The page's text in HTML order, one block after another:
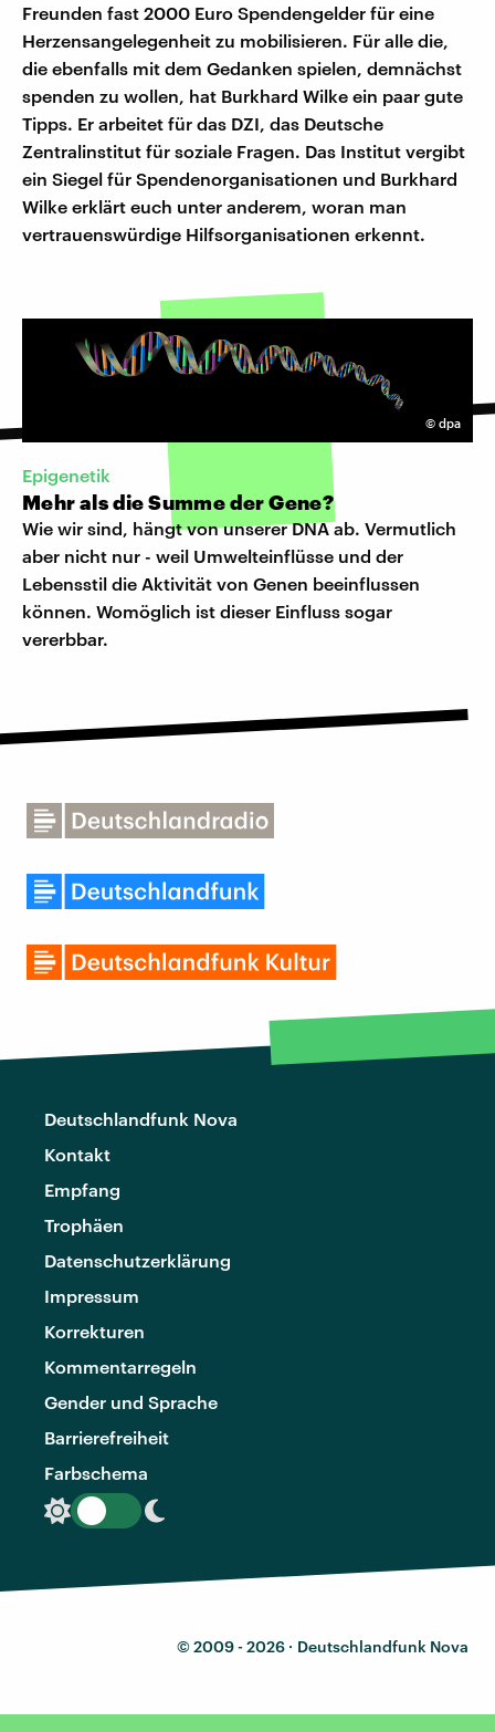
Freunden fast 2000 Euro Spendengelder für eine
Herzensangelegenheit zu mobilisieren. Für alle die,
die ebenfalls mit dem Gedanken spielen, demnächst
spenden zu wollen, hat Burkhard Wilke ein paar gute
Tipps. Er arbeitet für das DZI, das Deutsche
Zentralinstitut für soziale Fragen. Das Institut vergibt
ein Siegel für Spendenorganisationen und Burkhard
Wilke erklärt euch unter anderem, woran man
vertrauenswürdige Hilfsorganisationen erkennt.
© dpa
Epigenetik
Mehr als die Summe der Gene?
Wie wir sind, hängt von unserer DNA ab. Vermutlich
aber nicht nur - weil Umwelteinflüsse und der
Lebensstil die Aktivität von Genen beeinflussen
können. Womöglich ist dieser Einfluss sogar
vererbbar.
Deutschlandfunk Nova
Kontakt
Empfang
Trophäen
Datenschutzerklärung
Impressum
Korrekturen
Kommentarregeln
Gender und Sprache
Barrierefreiheit
Farbschema
© 2009 - 2026 · Deutschlandfunk Nova